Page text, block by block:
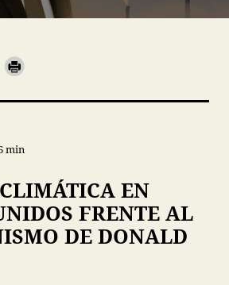
min
EN
FRENTE AL
DE DONALD